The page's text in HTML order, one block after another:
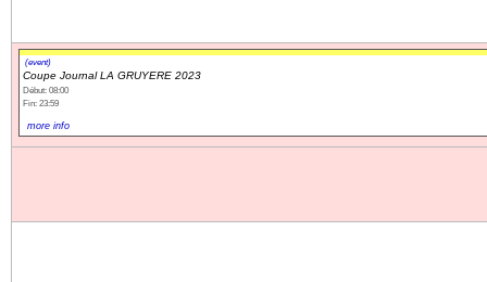
(event)
Coupe Journal LA GRUYERE 2023
Début: 08:00
Fin: 23:59
more info